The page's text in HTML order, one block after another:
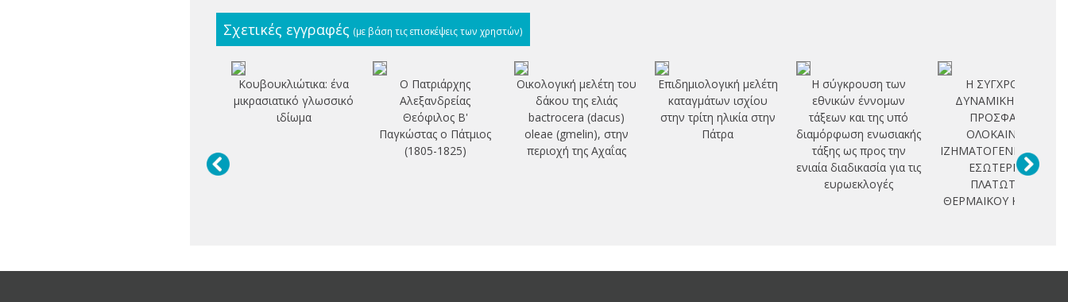
Σχετικές εγγραφές (με βάση τις επισκέψεις των χρηστών)
Κουβουκλιώτικα: ένα
μικρασιατικό γλωσσικό
ιδίωμα
Ο Πατριάρχης
Αλεξανδρείας
Θεόφιλος Β'
Παγκώστας ο Πάτμιος
(1805-1825)
Οικολογική μελέτη του
δάκου της ελιάς
bactrocera (dacus)
oleae (gmelin), στην
περιοχή της Αχαΐας
Επιδημιολογική μελέτη
καταγμάτων ισχίου
στην τρίτη ηλικία στην
Πάτρα
Η σύγκρουση των
εθνικών έννομων
τάξεων και της υπό
διαμόρφωση ενωσιακής
τάξης ως προς την
ενιαία διαδικασία για τις
ευρωεκλογές
Η ΣΥΓΧΡΟΝΗ
ΔΥΝΑΜΙΚΗ ΚΑΙ Η
ΠΡΟΣΦΑΤΗ
ΟΛΟΚΑΙΝΙΚΗ
ΙΖΗΜΑΤΟΓΕΝΕΣΗ ΣΤΟ
ΕΣΩΤΕΡΙΚΟ
ΠΛΑΤΩΤΟΥ
ΘΕΡΜΑΙΚΟΥ ΚΟΛΠΟΥ